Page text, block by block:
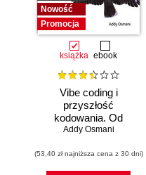
Nowość
Promocja
książka ebook
Vibe coding i
przyszłość
kodowania. Od
programisty do
Addy Osmani
(53,40 zł najniższa cena z 30 dni)